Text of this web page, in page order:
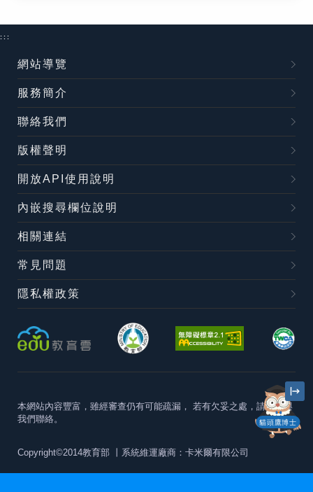
貓頭鷹博士
:::
網站導覽
服務簡介
聯絡我們
版權聲明
開放API使用說明
內嵌搜尋欄位說明
相關連結
常見問題
隱私權政策
本網站內容豐富，雖經審查仍有可能疏漏， 若有欠妥之處，請隨時與
我們聯絡。
Copyright©2014教育部 丨系統維運廠商：卡米爾有限公司